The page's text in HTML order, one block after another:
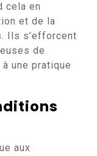
cela en
et de la
Ils s’efforcent
de
une pratique
aux